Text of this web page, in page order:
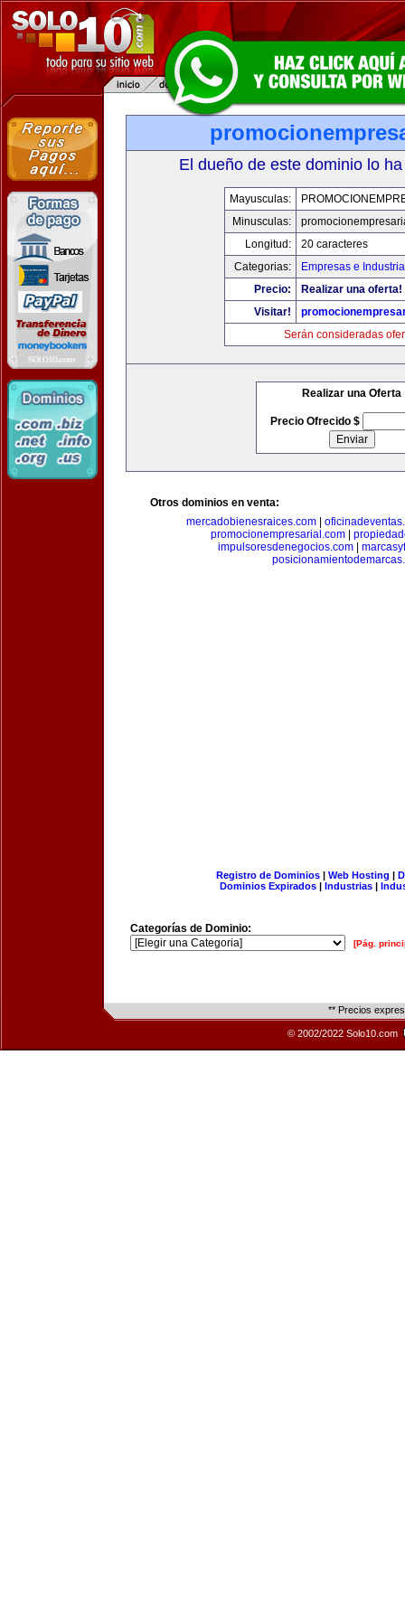
El dueño de este dominio lo
Mayusculas:
Minusculas:
Longitud:
20 caracteres
Categorias:
Empresas e
Precio:
Realizar una oferta!
Visitar!
Serán consideradas
Realizar una Oferta
Precio Ofrecido $
Otros dominios en venta:
mercadobienesraices.com|
promocionempresarial.com|
impulsoresdenegocios.com|
Registro de Dominios| Web Hosting |
Dominios Expirados | Industrias |
Categorías de Dominio:
[Pág.
** Precios
© 2002/2022 Solo10.com